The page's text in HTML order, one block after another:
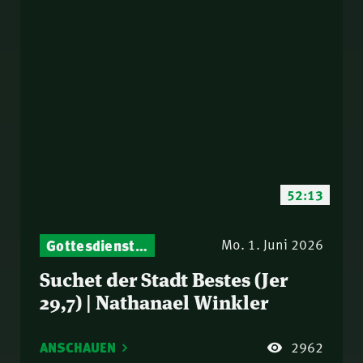
52:13
Gottesdienst-Botschaften – Jeden Sonntag neu: Aktuelle Predigten vom Mitternachtsruf Mo. 1. Juni 2026
Suchet der Stadt Bestes (Jer
29,7) | Nathanael Winkler
ANSCHAUEN 2962